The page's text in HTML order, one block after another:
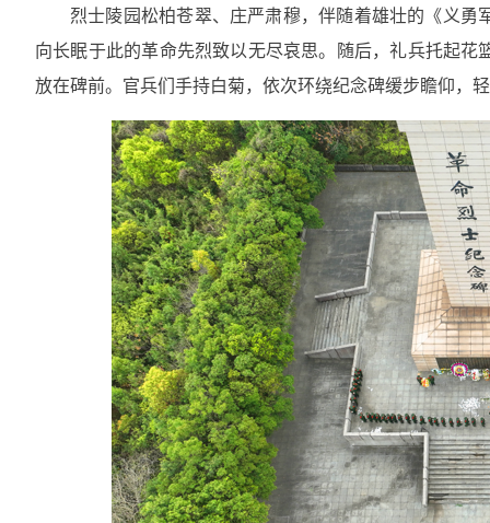
烈士陵园松柏苍翠、庄严肃穆，伴随着雄壮的《义
向长眠于此的革命先烈致以无尽哀思。随后，礼兵托起
放在碑前。官兵们手持白菊，依次环绕纪念碑缓步瞻仰，